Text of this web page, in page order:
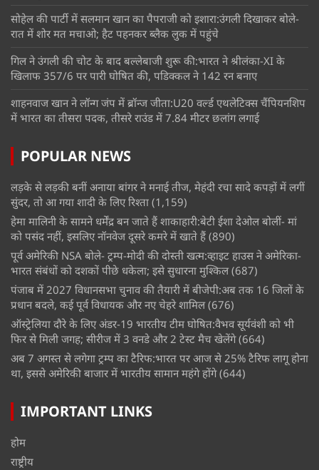
सोहेल की पार्टी में सलमान खान का पैपराजी को इशारा:उंगली दिखाकर बोले-
रात में शोर मत मचाओ; हैट पहनकर ब्लैक लुक में पहुंचे
गिल ने उंगली की चोट के बाद बल्लेबाजी शुरू की:भारत ने श्रीलंका-XI के
खिलाफ 357/6 पर पारी घोषित की, पडिक्कल ने 142 रन बनाए
शाहनवाज खान ने लॉन्ग जंप में ब्रॉन्ज जीता:U20 वर्ल्ड एथलेटिक्स चैंपियनशिप
में भारत का तीसरा पदक, तीसरे राउंड में 7.84 मीटर छलांग लगाई
POPULAR NEWS
लड़के से लड़की बनीं अनाया बांगर ने मनाई तीज, मेहंदी रचा सादे कपड़ों में लगीं
सुंदर, तो आ गया शादी के लिए रिश्ता (1,159)
हेमा मालिनी के सामने धर्मेंद्र बन जाते हैं शाकाहारी:बेटी ईशा देओल बोलीं- मां
को पसंद नहीं, इसलिए नॉनवेज दूसरे कमरे में खाते हैं (890)
पूर्व अमेरिकी NSA बोले- ट्रम्प-मोदी की दोस्ती खत्म:व्हाइट हाउस ने अमेरिका-
भारत संबंधों को दशकों पीछे धकेला; इसे सुधारना मुश्किल (687)
पंजाब में 2027 विधानसभा चुनाव की तैयारी में बीजेपी:अब तक 16 जिलों के
प्रधान बदले, कई पूर्व विधायक और नए चेहरे शामिल (676)
ऑस्ट्रेलिया दौरे के लिए अंडर-19 भारतीय टीम घोषित:वैभव सूर्यवंशी को भी
फिर से मिली जगह; सीरीज में 3 वनडे और 2 टेस्ट मैच खेलेंगे (664)
अब 7 अगस्त से लगेगा ट्रम्प का टैरिफ:भारत पर आज से 25% टैरिफ लागू होना
था, इससे अमेरिकी बाजार में भारतीय सामान महंगे होंगे (644)
IMPORTANT LINKS
होम
राष्ट्रीय